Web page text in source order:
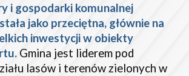
i gospodarki komunalnej
jako przeciętna, głównie na
inwestycji w obiekty
Gmina jest liderem pod
lasów i terenów zielonych w